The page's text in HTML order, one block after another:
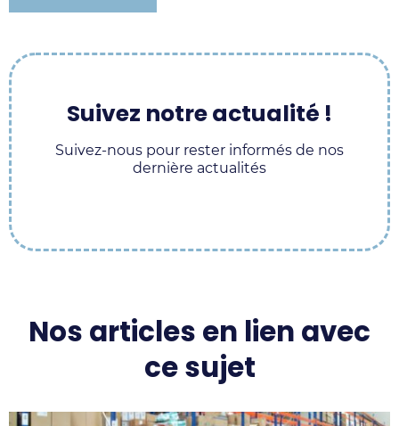
Suivez notre actualité !
Suivez-nous pour rester informés de nos
dernière actualités
Chain
sur
LinkedIn
Chain
sur
Facebook
Chain
sur
Instagram
Chain
sur
Youtube
Nos articles en lien avec
ce sujet